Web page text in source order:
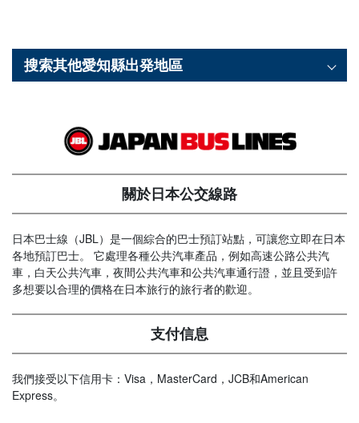
搜索其他愛知縣出発地區
關於日本公交線路
日本巴士線（JBL）是一個綜合的巴士預訂站點，可讓您立即在日本
各地預訂巴士。 它處理各種公共汽車產品，例如高速公路公共汽
車，白天公共汽車，夜間公共汽車和公共汽車通行證，並且受到許
多想要以合理的價格在日本旅行的旅行者的歡迎。
支付信息
我們接受以下信用卡：Visa，MasterCard，JCB和American
Express。